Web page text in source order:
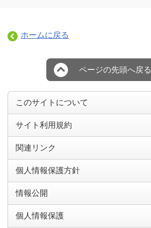
ホームに戻る
ページの先頭へ戻る
このサイトについて
サイト利用規約
関連リンク
個人情報保護方針
情報公開
個人情報保護